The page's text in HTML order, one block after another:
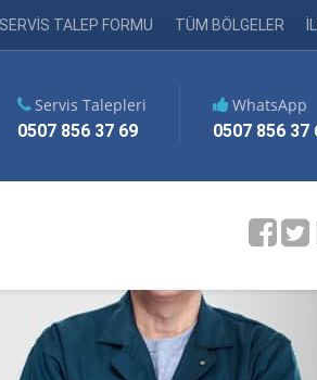
SERVİS TALEP FORMU TÜM BÖLGELER
Servis Talepleri
0507 856 37 69
WhatsApp
0507 856 37